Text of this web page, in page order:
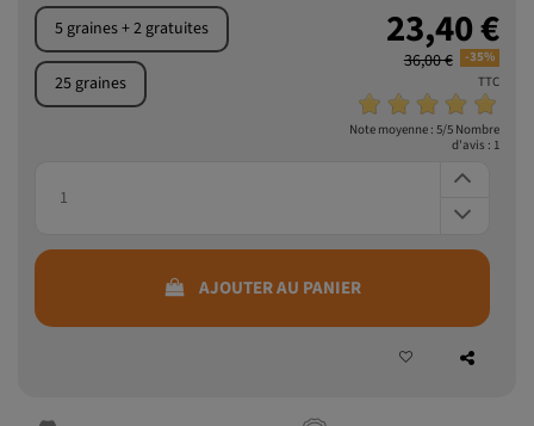
5 graines + 2 gratuites
25 graines
23,40 €
36,00 €
-35%
TTC
Note moyenne : 5/5 Nombre
d'avis : 1
AJOUTER AU PANIER